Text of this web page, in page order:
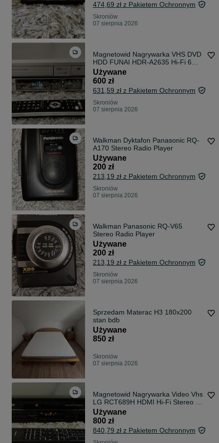
474,69 zł z Pakietem Ochronnym
Skroniów
07 sierpnia 2026
Magnetowid Nagrywarka VHS DVD
HDD FUNAI HDR-A2635 Hi-Fi 6
głowic pilot
Używane
600 zł
631,59 zł z Pakietem Ochronnym
Skroniów
07 sierpnia 2026
Walkman Dyktafon Panasonic RQ-
A170 Stereo Radio Player
Używane
200 zł
213,19 zł z Pakietem Ochronnym
Skroniów
07 sierpnia 2026
Walkman Panasonic RQ-V65
Stereo Radio Player
Używane
200 zł
213,19 zł z Pakietem Ochronnym
Skroniów
07 sierpnia 2026
Sprzedam Materac H3 180x200
stan bdb
Używane
850 zł
Skroniów
07 sierpnia 2026
Magnetowid Nagrywarka Video Vhs
LG RCT689H HDMI Hi-Fi Stereo 6
głowic pilot
Używane
800 zł
840,79 zł z Pakietem Ochronnym